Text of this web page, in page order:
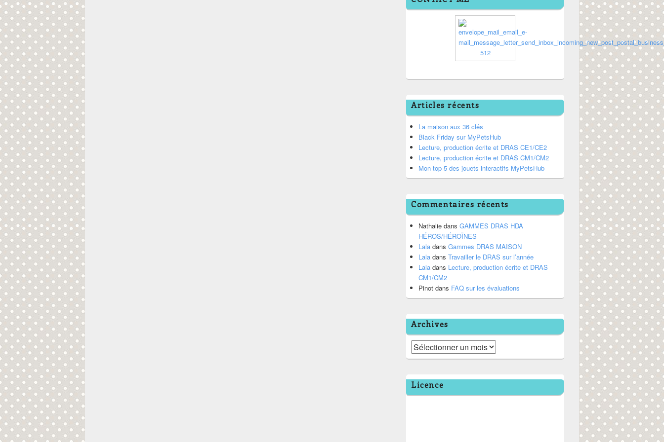
Articles récents
La maison aux 36 clés
Black Friday sur MyPetsHub
Lecture, production écrite et DRAS CE1/CE2
Lecture, production écrite et DRAS CM1/CM2
Mon top 5 des jouets interactifs MyPetsHub
Commentaires récents
Nathalie dans GAMMES DRAS HDA
HÉROS/HÉROÏNES
Lala dans Gammes DRAS MAISON
Lala dans Travailler le DRAS sur l’année
Lala dans Lecture, production écrite et DRAS
CM1/CM2
Pinot dans FAQ sur les évaluations
Archives
Archives
Licence